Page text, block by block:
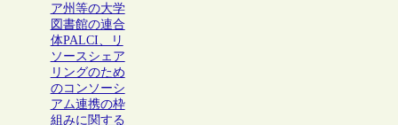
ア州等の大学
図書館の連合
体PALCI、リ
ソースシェア
リングのため
のコンソーシ
アム連携の枠
組みに関する